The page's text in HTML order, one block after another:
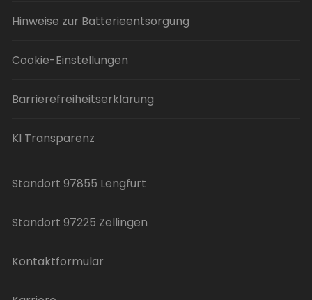
Hinweise zur Batterieentsorgung
Cookie-Einstellungen
Barrierefreiheitserklärung
KI Transparenz
Standort 97855 Lengfurt
Standort 97225 Zellingen
Kontaktformular